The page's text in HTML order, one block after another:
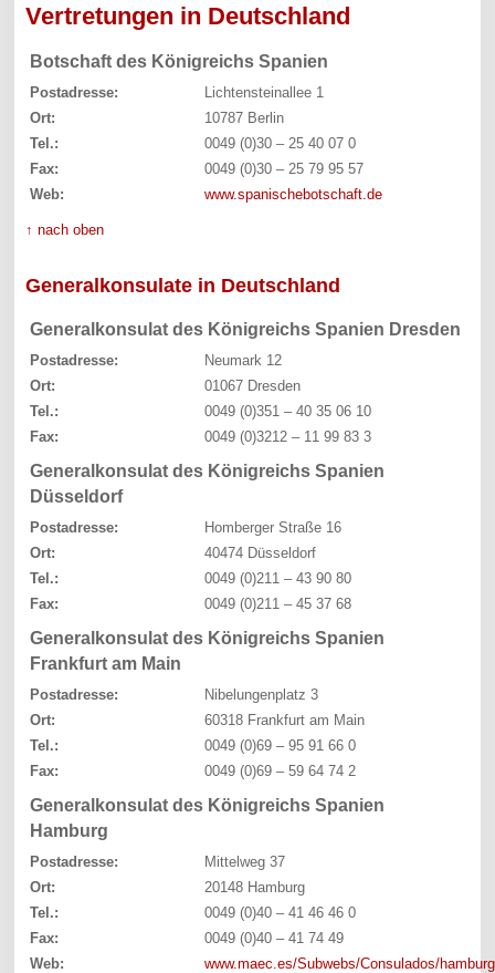
Vertretungen in Deutschland
Botschaft des Königreichs Spanien
Postadresse:
Lichtensteinallee 1
Ort:
10787 Berlin
Tel.:
0049 (0)30 – 25 40 07 0
Fax:
0049 (0)30 – 25 79 95 57
Web:
www.spanischebotschaft.de
↑ nach oben
Generalkonsulate in Deutschland
Generalkonsulat des Königreichs Spanien Dresden
Postadresse:
Neumark 12
Ort:
01067 Dresden
Tel.:
0049 (0)351 – 40 35 06 10
Fax:
0049 (0)3212 – 11 99 83 3
Generalkonsulat des Königreichs Spanien
Düsseldorf
Postadresse:
Homberger Straße 16
Ort:
40474 Düsseldorf
Tel.:
0049 (0)211 – 43 90 80
Fax:
0049 (0)211 – 45 37 68
Generalkonsulat des Königreichs Spanien
Frankfurt am Main
Postadresse:
Nibelungenplatz 3
Ort:
60318 Frankfurt am Main
Tel.:
0049 (0)69 – 95 91 66 0
Fax:
0049 (0)69 – 59 64 74 2
Generalkonsulat des Königreichs Spanien
Hamburg
Postadresse:
Mittelweg 37
Ort:
20148 Hamburg
Tel.:
0049 (0)40 – 41 46 46 0
Fax:
0049 (0)40 – 41 74 49
Web:
www.maec.es/Subwebs/Consulados/